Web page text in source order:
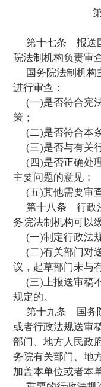
结实践经验，
见。听取意
等多种形式。
第十三条起
他部门的职责
关部门协商一
的，应当在
规送审稿)时
第十四条起
关管理体制
提出解决方案
第十五条 起
稿，应当由
起草的行政法
人共同签署。
第十六条
审查时，应当
材料。
行政法规送
的主要制度，